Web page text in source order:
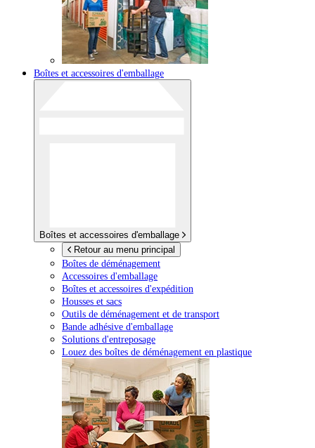
Boîtes et accessoires d'emballage
Boîtes et accessoires d'emballage
Retour au menu principal
Boîtes de déménagement
Accessoires d'emballage
Boîtes et accessoires d'expédition
Housses et sacs
Outils de déménagement et de transport
Bande adhésive d'emballage
Solutions d'entreposage
Louez des boîtes de déménagement en plastique